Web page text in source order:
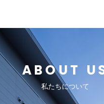
ABOUT
私たちについて